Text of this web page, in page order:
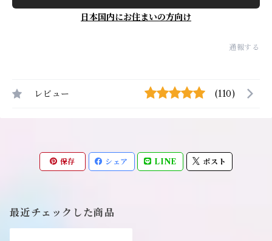
日本国内にお住まいの方向け
通報する
レビュー (110)
保存 シェア LINE ポスト
最近チェックした商品